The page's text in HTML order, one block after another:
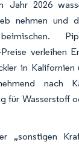
Jahr 2026
nehmen und
verleihen
in
nach
für Wasserstoff
„sonstigen